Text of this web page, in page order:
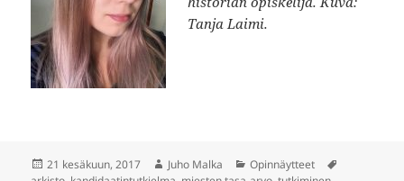
Tanja Laimi.
Julkaistu
21 kesäkuun, 2017 Kirjoittaja
Juho Malka Kategoriat
Opinnäytteet